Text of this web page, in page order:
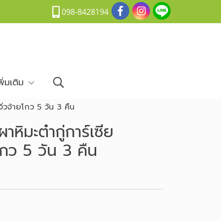
098-8428194
มเติม
วจ้ายโกว 5 วัน 3 คืน
หิมะต๋ากู่การ์เซีย
ว 5 วัน 3 คืน